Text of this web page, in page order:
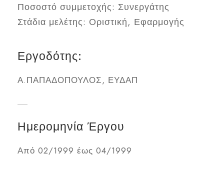
Ποσοστό συμμετοχής: Συνεργάτης
Στάδια μελέτης: Οριστική, Εφαρμογής
Εργοδότης:
Α.ΠΑΠΑΔΟΠΟΥΛΟΣ, ΕΥΔΑΠ
Ημερομηνία Έργου
Από 02/1999 έως 04/1999